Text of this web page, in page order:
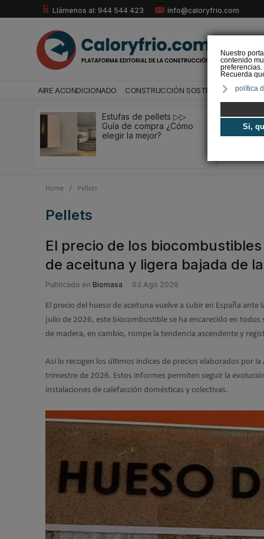
Nuestro
contenido
preferencias.
Recuerda
política
Si,
Llámenos al: 944 544 423 info@caloryfrio.com
AIRE ACONDICIONADO CONSTRUCCIÓN SOSTENIBLE
Estufas de pellets ▷▷
Guía de compra ¿Cómo
elegir la mejor?
Home / Pellets
pellets
El precio de los
de aceituna y ligera bajada de
Publicado en Biomasa 03 Ago 2026
El precio del hueso de aceituna vuelve a subir en España
julio de 2026, este biocombustible se ha encarecido en
de madera, en cambio, rompe la tendencia ascendente y
Así lo recogen los últimos índices de precios elaborados por
trimestre de 2026. Estos informes permiten seguir la
instalaciones de calefacción domésticas y colectivas.